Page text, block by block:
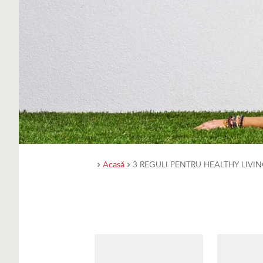
Acasă 3 REGULI PENTRU HEALTHY